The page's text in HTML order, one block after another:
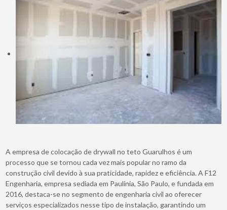
A empresa de colocação de drywall no teto Guarulhos é um
processo que se tornou cada vez mais popular no ramo da
construção civil devido à sua praticidade, rapidez e eficiência. A F12
Engenharia, empresa sediada em Paulínia, São Paulo, e fundada em
2016, destaca-se no segmento de engenharia civil ao oferecer
serviços especializados nesse tipo de instalação, garantindo um